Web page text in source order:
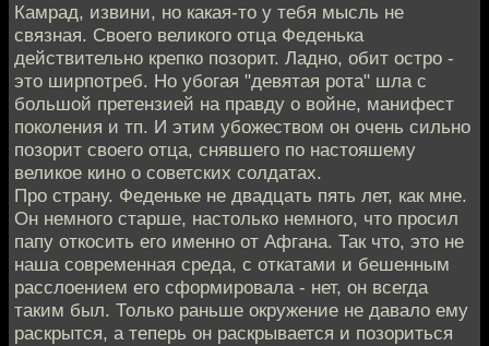
Камрад, извини, но какая-то у тебя мысль не
связная. Своего великого отца Феденька
действительно крепко позорит. Ладно, обит остро -
это ширпотреб. Но убогая "девятая рота" шла с
большой претензией на правду о войне, манифест
поколения и тп. И этим убожеством он очень сильно
позорит своего отца, снявшего по настояшему
великое кино о советских солдатах.
Про страну. Феденьке не двадцать пять лет, как мне.
Он немного старше, настолько немного, что просил
папу откосить его именно от Афгана. Так что, это не
наша современная среда, с откатами и бешенным
расслоением его сформировала - нет, он всегда
таким был. Только раньше окружение не давало ему
раскрытся, а теперь он раскрывается и позориться